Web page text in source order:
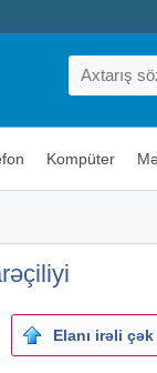
Kompüter
Elanı irəli çək